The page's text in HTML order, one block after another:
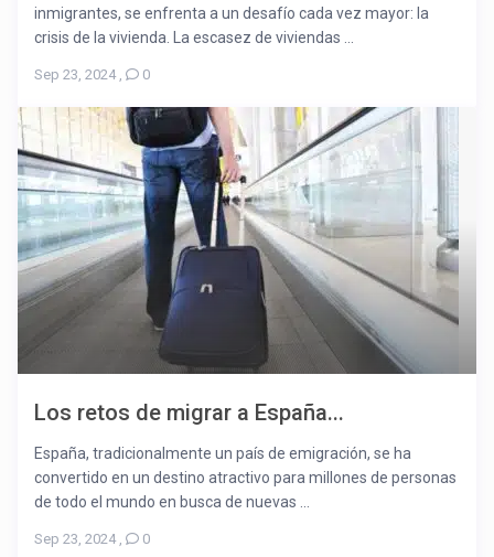
inmigrantes, se enfrenta a un desafío cada vez mayor: la
crisis de la vivienda. La escasez de viviendas ...
Sep 23, 2024, 0
Los retos de migrar a España...
España, tradicionalmente un país de emigración, se ha
convertido en un destino atractivo para millones de personas
de todo el mundo en busca de nuevas ...
Sep 23, 2024, 0